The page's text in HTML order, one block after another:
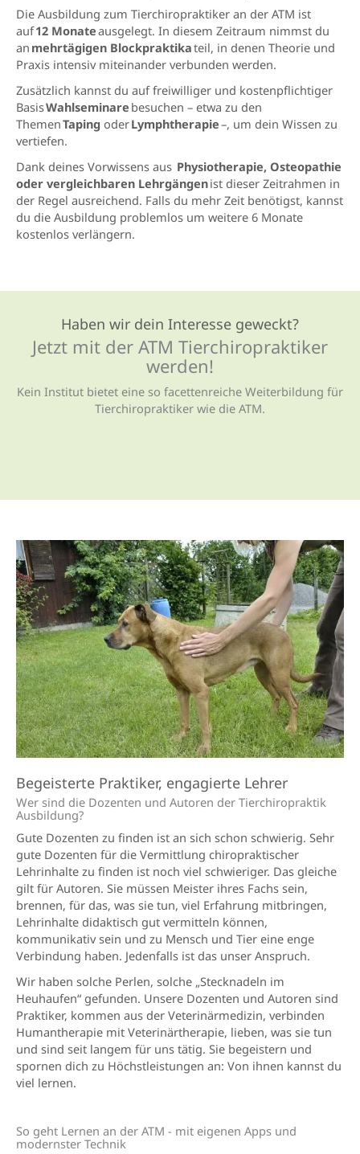
Die Ausbildung zum Tierchiropraktiker an der ATM ist
auf12 Monateausgelegt. In diesem Zeitraum nimmst du
an mehrtägigen Blockpraktikateil, in denen Theorie und
Praxis intensiv miteinander verbunden werden.
Zusätzlich kannst du auf freiwilliger und kostenpflichtiger
BasisWahlseminare besuchen – etwa zu den
ThemenTaping oderLymphtherapie–, um dein Wissen zu
vertiefen.
Dank deines Vorwissens aus Physiotherapie, Osteopathie
oder vergleichbaren Lehrgängenist dieser Zeitrahmen in
der Regel ausreichend. Falls du mehr Zeit benötigst, kannst
du die Ausbildung problemlos um weitere 6 Monate
kostenlos verlängern.
Haben wir dein Interesse geweckt?
Jetzt mit der ATM Tierchiro­praktiker
werden!
Kein Institut bietet eine so facettenreiche Weiterbildung für
Tierchiropraktiker wie die ATM.
Begeisterte Praktiker, engagierte Lehrer
Wer sind die Dozenten und Autoren der Tierchiro­praktik
Ausbildung?
Gute Dozenten zu finden ist an sich schon schwierig. Sehr
gute Dozenten für die Vermittlung chiropraktischer
Lehrinhalte zu finden ist noch viel schwieriger. Das gleiche
gilt für Autoren. Sie müssen Meister ihres Fachs sein,
brennen, für das, was sie tun, viel Erfahrung mitbringen,
Lehrinhalte didaktisch gut vermitteln können,
kommunikativ sein und zu Mensch und Tier eine enge
Verbindung haben. Jedenfalls ist das unser Anspruch.
Wir haben solche Perlen, solche „Stecknadeln im
Heuhaufen“ gefunden. Unsere Dozenten und Autoren sind
Praktiker, kommen aus der Veterinärmedizin, verbinden
Humantherapie mit Veterinärtherapie, lieben, was sie tun
und sind seit langem für uns tätig. Sie begeistern und
spornen dich zu Höchstleistungen an: Von ihnen kannst du
viel lernen.
So geht Lernen an der ATM - mit eigenen Apps und
modernster Technik